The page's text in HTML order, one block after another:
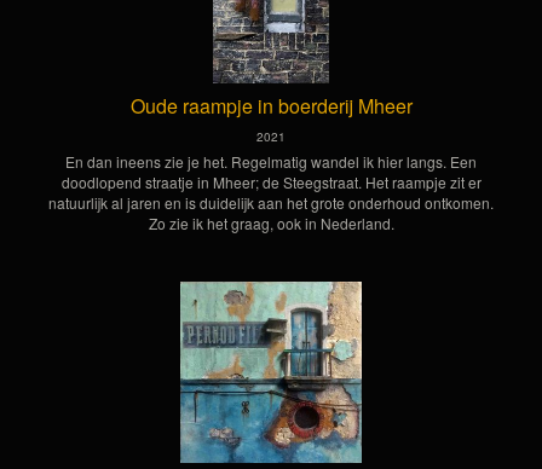
Oude raampje in boerderij Mheer
2021
En dan ineens zie je het. Regelmatig wandel ik hier langs. Een
doodlopend straatje in Mheer; de Steegstraat. Het raampje zit er
natuurlijk al jaren en is duidelijk aan het grote onderhoud ontkomen.
Zo zie ik het graag, ook in Nederland.